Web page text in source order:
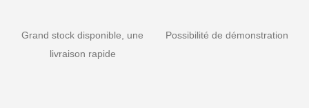
Grand stock disponible, une
livraison rapide
Possibilité de démonstration